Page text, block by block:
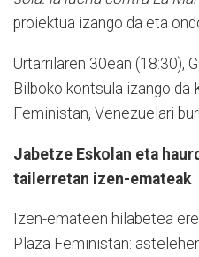
proiektua izango da eta
Urtarrilaren 30ean (18:30),
Bilboko kontsula izango da
Feministan, Venezuelari
Jabetze Eskolan eta
tailerretan izen-emateak
Izen-emateen hilabetea
Plaza Feministan: